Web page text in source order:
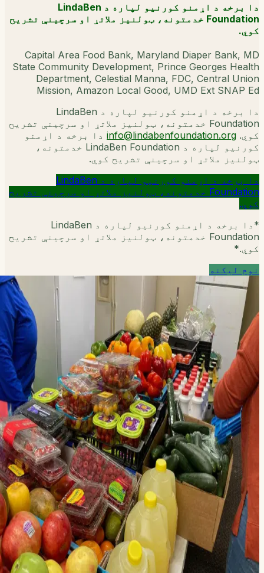
دا برخه د اړمنو کورنیو لپاره د LindaBen
Foundation خدمتونه، ټولنیز ملاتړ او سرچینې تشریح
کوي.
Capital Area Food Bank, Maryland Diaper Bank, MD
State Community Development, Prince Georges Health
Department, Celestial Manna, FDC, Central Union
Mission, Amazon Local Good, UMD Ext SNAP Ed
دا برخه د اړمنو کورنیو لپاره د LindaBen
Foundation خدمتونه، ټولنیز ملاتړ او سرچینې تشریح
کوي. info@lindabenfoundation.org دا برخه د اړمنو
کورنیو لپاره د LindaBen Foundation خدمتونه،
ټولنیز ملاتړ او سرچینې تشریح کوي.
دا برخه د اړمنو کورنیو لپاره د LindaBen
Foundation خدمتونه، ټولنیز ملاتړ او سرچینې تشریح
کوي.
*
دا برخه د اړمنو کورنیو لپاره د LindaBen
Foundation خدمتونه، ټولنیز ملاتړ او سرچینې تشریح
کوي.*
نوم لیکنه